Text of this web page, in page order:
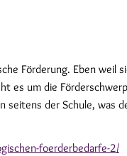
Förderung. Eben weil
es um die
seitens der Schule, was
foerderbedarfe-2/